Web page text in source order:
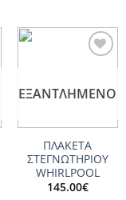
ΕΞΑΝΤΛΗΜΈΝΟ
ΠΛΑΚΕΤΑ
ΣΤΕΓΝΩΤΗΡΙΟΥ
WHIRLPOOL
145.00€